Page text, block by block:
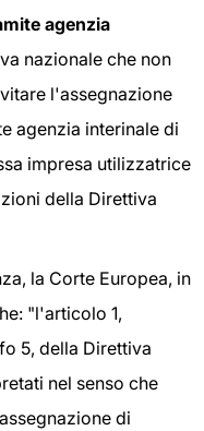
agenzia
nazionale che non
l'assegnazione
agenzia interinale di
impresa utilizzatrice
della Direttiva
la Corte Europea, in
"l'articolo 1,
5, della Direttiva
nel senso che
di